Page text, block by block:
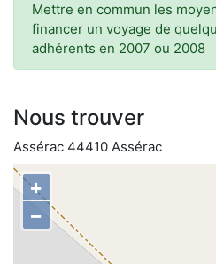
Mettre en commun les
financer un voyage de
adhérents en 2007 ou 2008
Nous trouver
Assérac 44410 Assérac
+
−